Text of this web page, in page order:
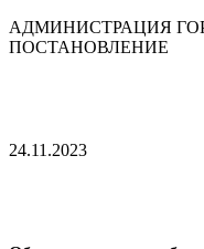
АДМИНИСТРАЦИЯ
ПОСТАНОВЛЕНИЕ
24.11.2023